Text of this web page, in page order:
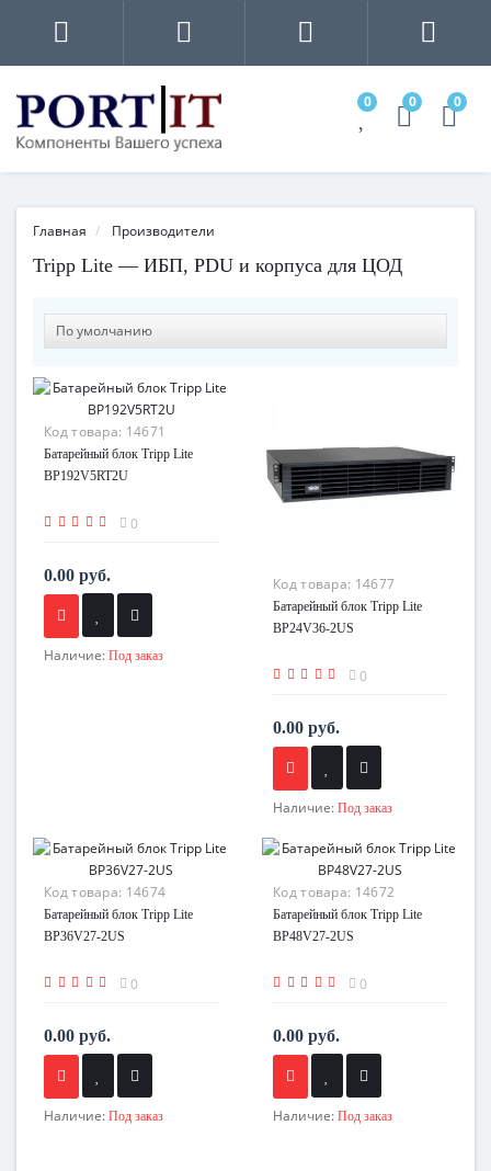
0 0 0
Главная Производители
Tripp Lite — ИБП, PDU и корпуса для ЦОД
Код товара: 14671
Батарейный блок Tripp Lite
BP192V5RT2U
0
0.00 руб.
Наличие: Под заказ
Код товара: 14677
Батарейный блок Tripp Lite
BP24V36-2US
0
0.00 руб.
Наличие: Под заказ
Код товара: 14674
Батарейный блок Tripp Lite
BP36V27-2US
0
0.00 руб.
Наличие: Под заказ
Код товара: 14672
Батарейный блок Tripp Lite
BP48V27-2US
0
0.00 руб.
Наличие: Под заказ